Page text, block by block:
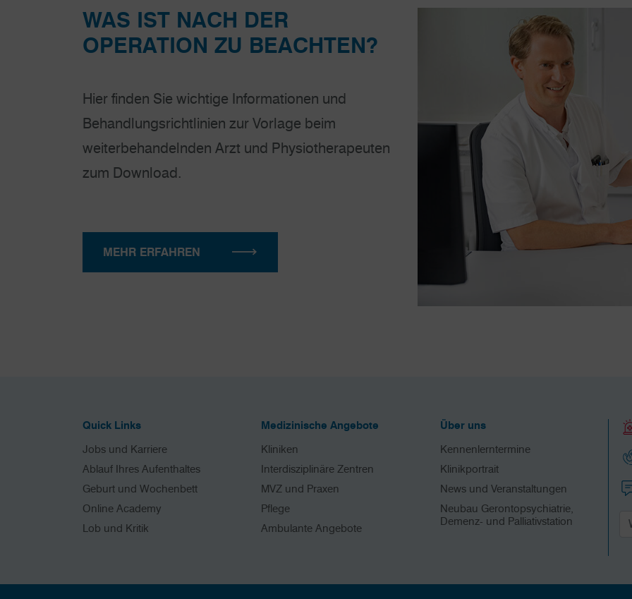
WAS IST NACH DER
OPERATION ZU BEACHTEN?
Hier finden Sie wichtige Informationen und
Behandlungsrichtlinien zur Vorlage beim
weiterbehandelnden Arzt und Physiotherapeuten
zum Download.
MEHR ERFAHREN
Quick Links
Jobs und Karriere
Ablauf Ihres Aufenthaltes
Geburt und Wochenbett
Online Academy
Lob und Kritik
Medizinische Angebote
Kliniken
Interdisziplinäre Zentren
MVZ und Praxen
Pflege
Ambulante Angebote
Über uns
Kennenlerntermine
Klinikportrait
News und Veranstaltungen
Neubau Gerontopsychiatrie,
Demenz- und Palliativstation